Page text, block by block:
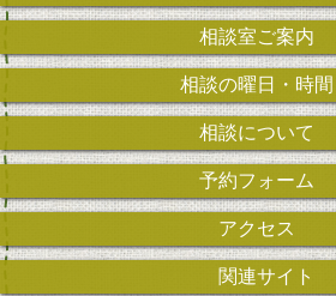
相談室ご案内
相談の曜日・時間
相談について
予約フォーム
アクセス
関連サイト